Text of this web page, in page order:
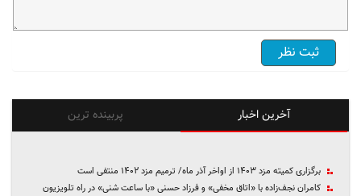
آخرین اخبار پربینده ترین
برگزاری کمیته مزد ۱۴۰۳ از اواخر آذر ماه/ ترمیم مزد ۱۴۰۲ منتفی است
کامران نجف‌زاده با «اتاق مخفی» و فرزاد حسنی «با ساعت شنی» در راه تلویزیون